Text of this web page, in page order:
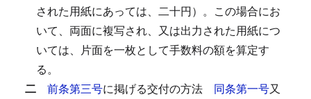
された用紙にあっては、二十円）。 この場合にお
いて、両面に複写され、又は出力された用紙につ
いては、片面を一枚として手数料の額を算定す
る。
二 前条第三号に掲げる交付の方法 同条第一号又